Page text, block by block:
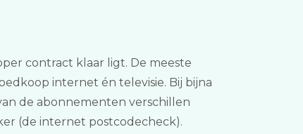
contract klaar ligt. De meeste
internet én televisie. Bij bijna
de abonnementen verschillen
(de internet postcodecheck).